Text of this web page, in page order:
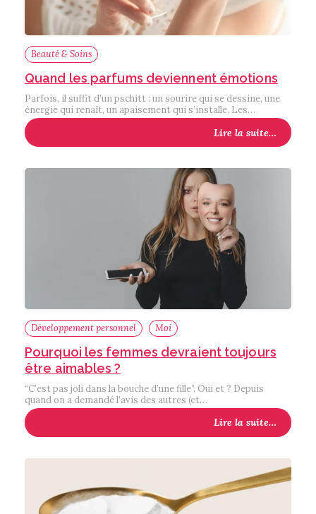
Beauté & Soins
Quand les parfums deviennent émotions
Parfois, il suffit d’un pschitt : un sourire qui se dessine, une
énergie qui renaît, un apaisement qui s’installe. Les…
Lire la suite…
Développement personnel Moi
Pourquoi les femmes devraient toujours
être aimables ?
“C’est pas joli dans la bouche d’une fille”. Oui et ? Depuis
quand on a demandé l’avis des autres (et…
Lire la suite…